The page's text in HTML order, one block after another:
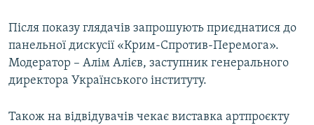
Після показу глядачів запрошують приєднатися до
панельної дискусії «Крим-Спротив-Перемога».
Модератор – Алім Алієв, заступник генерального
директора Українського інституту.
Також на відвідувачів чекає виставка артпроєкту